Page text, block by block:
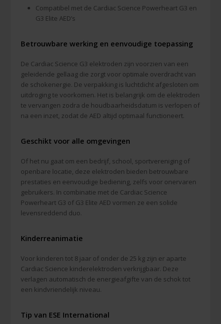
Compatibel met de Cardiac Science Powerheart G3 en
G3 Elite AED’s
Betrouwbare werking en eenvoudige toepassing
De Cardiac Science G3 elektroden zijn voorzien van een
geleidende gellaag die zorgt voor optimale overdracht van
de schokenergie. De verpakking is luchtdicht afgesloten om
uitdroging te voorkomen. Het is belangrijk om de elektroden
te vervangen zodra de houdbaarheidsdatum is verlopen of
na een inzet, zodat de AED altijd optimaal functioneert.
Geschikt voor alle omgevingen
Of het nu gaat om een bedrijf, school, sportvereniging of
openbare locatie, deze elektroden bieden betrouwbare
prestaties en eenvoudige bediening, zelfs voor onervaren
gebruikers. In combinatie met de Cardiac Science
Powerheart G3 of G3 Elite AED vormen ze een solide
levensreddend duo.
Kinderreanimatie
Voor kinderen tot 8 jaar of onder de 25 kg zijn er aparte
Cardiac Science kinderelektroden verkrijgbaar. Deze
verlagen automatisch de energieafgifte van de schok tot
een kindvriendelijk niveau.
Tip van ESE International